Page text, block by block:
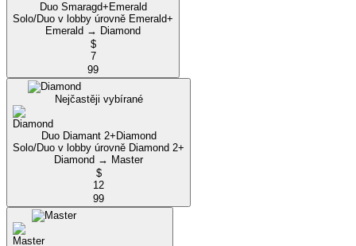
Duo Smaragd+ Emerald
Solo/Duo v lobby úrovně Emerald+
Emerald → Diamond
$
7
99
Nejčastěji vybírané
Duo Diamant 2+ Diamond
Solo/Duo v lobby úrovně Diamond 2+
Diamond → Master
$
12
99